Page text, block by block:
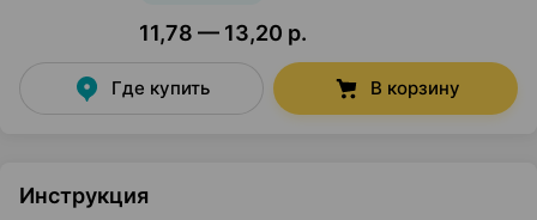
11,78 — 13,20 р.
Где купить В корзину
Инструкция